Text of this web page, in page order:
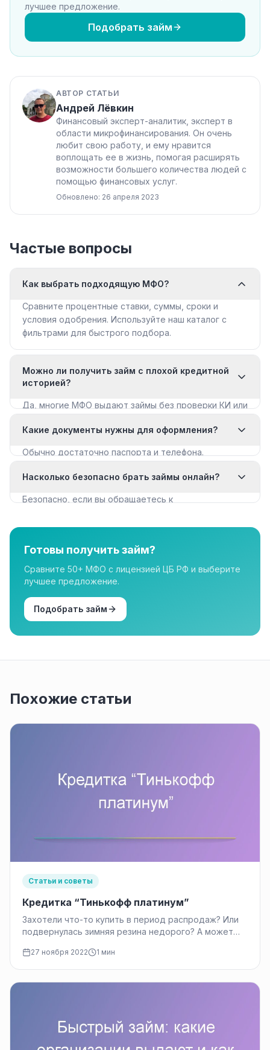
лучшее предложение.
Подобрать займ
АВТОР СТАТЬИ
Андрей Лёвкин
Финансовый эксперт-аналитик, эксперт в
области микрофинансирования. Он очень
любит свою работу, и ему нравится
воплощать ее в жизнь, помогая расширять
возможности большего количества людей с
помощью финансовых услуг.
Обновлено: 26 апреля 2023
Частые вопросы
Как выбрать подходящую МФО?
Сравните процентные ставки, суммы, сроки и
условия одобрения. Используйте наш каталог с
фильтрами для быстрого подбора.
Можно ли получить займ с плохой кредитной
историей?
Да, многие МФО выдают займы без проверки КИ или
с плохой КИ».
Какие документы нужны для оформления?
Обычно достаточно паспорта и телефона.
документы для крупных сумм.
Насколько безопасно брать займы онлайн?
Безопасно, если вы обращаетесь к
организации в нашем каталоге имеют лицензию.
Готовы получить займ?
Сравните 50+ МФО с лицензией ЦБ РФ и выберите
лучшее предложение.
Подобрать займ
Похожие статьи
Статьи и советы
Кредитка “Тинькофф платинум”
Захотели что-то купить в период распродаж? Или
подвернулась зимняя резина недорого? А может
27 ноября 2022 1 мин